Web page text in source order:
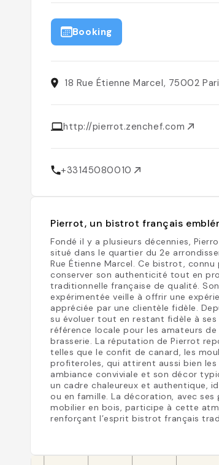
Booking
18 Rue Étienne Marcel, 75002
http://pierrot.zenchef.com
+33145080010
Pierrot, un bistrot français
Fondé il y a plusieurs décennies,
situé dans le quartier du 2e
Rue Étienne Marcel. Ce bistrot, connu
conserver son authenticité tout en
traditionnelle française de qualité.
expérimentée veille à offrir une
appréciée par une clientèle fidèle.
su évoluer tout en restant fidèle à ses
référence locale pour les amateurs
brasserie. La réputation de Pierrot
telles que le confit de canard, les
profiteroles, qui attirent aussi bien
ambiance conviviale et son décor
un cadre chaleureux et authentique,
ou en famille. La décoration, avec
mobilier en bois, participe à cette
renforçant l’esprit bistrot français